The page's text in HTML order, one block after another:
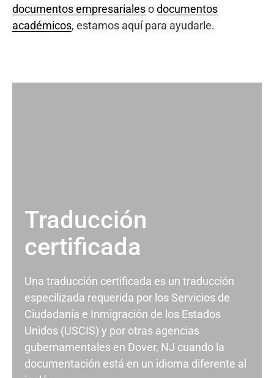
documentos empresarialesodocumentos
académicos, estamos aquí para ayudarle.
Traducción
certificada
Una traducción certificada es un traducción
especilizada requerida por los Servicios de
Ciudadanía e Inmigración de los Estados
Unidos (USCIS) y por otras agencias
gubernamentales en Dover, NJ cuando la
documentación está en un idioma diferente al